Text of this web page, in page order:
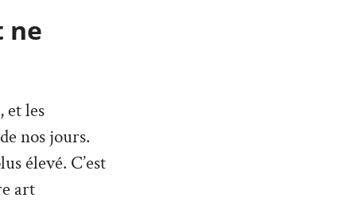
ne
et les
nos jours.
élevé. C’est
art